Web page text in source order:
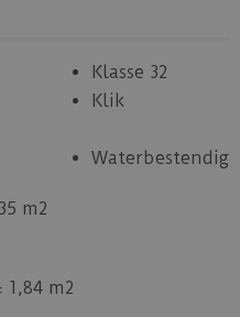
Klasse 32
Klik
Waterbestendig
m2
1,84 m2